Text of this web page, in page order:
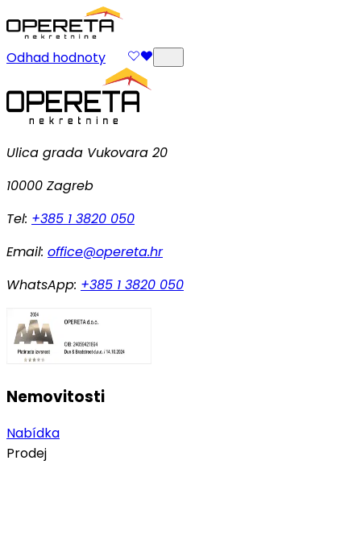
Odhad hodnoty
Ulica grada Vukovara 20
10000 Zagreb
Tel: +385 1 3820 050
Email: office@opereta.hr
WhatsApp: +385 1 3820 050
Nemovitosti
Nabídka
Prodej